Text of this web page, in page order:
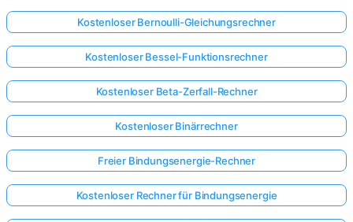
Kostenloser Bernoulli-Gleichungsrechner
Kostenloser Bessel-Funktionsrechner
Kostenloser Beta-Zerfall-Rechner
Kostenloser Binärrechner
Freier Bindungsenergie-Rechner
Kostenloser Rechner für Bindungsenergie